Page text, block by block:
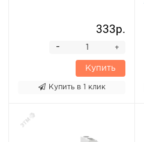
333р.
+
-
Купить
Купить в 1 клик